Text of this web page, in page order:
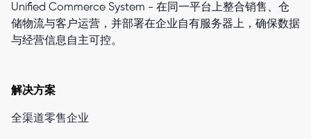
Unified Commerce System - 在同一平台上整合销售、仓
储物流与客户运营，并部署在企业自有服务器上，确保数据
与经营信息自主可控。
解决方案
全渠道零售企业